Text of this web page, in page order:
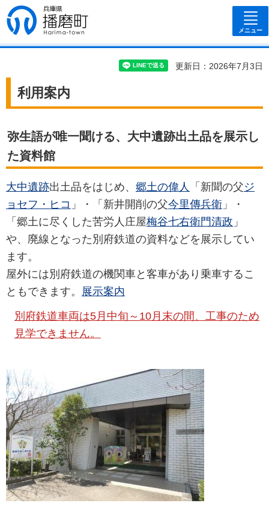
兵庫県 播磨
町
メニュー
更新日：2026年7月3日
利用案内
弥生語が唯一聞ける、大中遺跡出土品を展示し
た資料館
大中遺跡出土品をはじめ、 郷土の偉人 「新聞の父ジ
ョセフ・ヒコ 」・「新井開削の父今里傳兵衛 」・
「郷土に尽くした苦労人庄屋梅谷七右衛門清政 」
や、廃線となった別府鉄道の資料などを展示してい
ます。
屋外には別府鉄道の機関車と客車があり乗車するこ
ともできます。 展示案内
別府鉄道車両は5月中旬～10月末の間、工事のため
見学できません。